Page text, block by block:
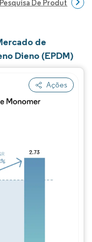
Pesquisa De Produtos
de
Dieno (EPDM)
Ações